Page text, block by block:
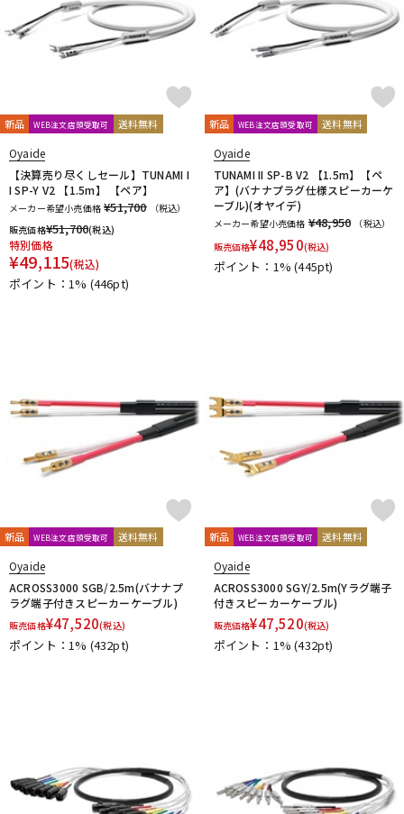
新品 WEB注文店頭受取可 送料無料
Oyaide
【決算売り尽くしセール】TUNAMI I
I SP-Y V2 【1.5m】 【ペア】
メーカー希望小売価格 ¥51,700
（税込）
販売価格¥51,700(税込)
特別価格
¥49,115(税込)
ポイント：1% (446pt)
新品 WEB注文店頭受取可 送料無料
Oyaide
TUNAMI II SP-B V2 【1.5m】【ペ
ア】(バナナプラグ仕様スピーカーケ
ーブル)(オヤイデ)
メーカー希望小売価格 ¥48,950
（税込）
販売価格¥48,950(税込)
ポイント：1%(445pt)
新品 WEB注文店頭受取可 送料無料
Oyaide
ACROSS3000 SGB/2.5m(バナナプ
ラグ端子付きスピーカーケーブル)
販売価格¥47,520(税込)
ポイント：1% (432pt)
新品 WEB注文店頭受取可 送料無料
Oyaide
ACROSS3000 SGY/2.5m(Yラグ端子
付きスピーカーケーブル)
販売価格¥47,520(税込)
ポイント：1%(432pt)